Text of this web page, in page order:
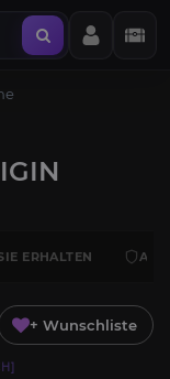
ERHALTEN
+ Wunschliste